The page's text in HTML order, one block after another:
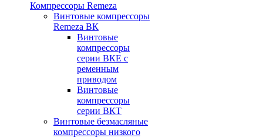
Компрессоры Remeza
Винтовые компрессоры
Remeza ВК
Винтовые
компрессоры
серии ВКЕ с
ременным
приводом
Винтовые
компрессоры
серии ВКТ
Винтовые безмасляные
компрессоры низкого